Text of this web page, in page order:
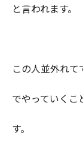
と言われます。
この人並外れ
でやっていくこ
す。